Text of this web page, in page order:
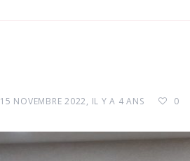
15 NOVEMBRE 2022, IL Y A 4 ANS 0